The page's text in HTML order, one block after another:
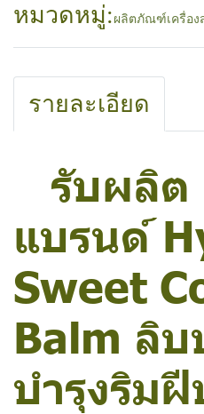
หมวดหมู่: ผลิตภัณฑ์เครื่อง
รายละเอียด
รับผลิต
แบรนด์
Sweet
Balm ลิบ
บำรุงริม